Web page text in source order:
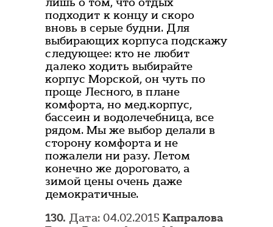
подходит к концу и скоро
вновь в серые будни. Для
выбирающих корпуса подскажу
следующее: кто не любит
далеко ходить выбирайте
корпус Морской, он чуть по
проще Лесного, в плане
комфорта, но мед.корпус,
бассеин и водолечебница, все
рядом. Мы же выбор делали в
сторону комфорта и не
пожалели ни разу. Летом
конечно же дороговато, а
зимой цены очень даже
демократичные.
130. Дата: 04.02.2015 Капралова